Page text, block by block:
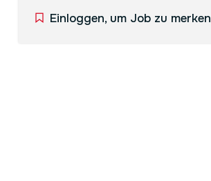
Einloggen, um Job zu merken